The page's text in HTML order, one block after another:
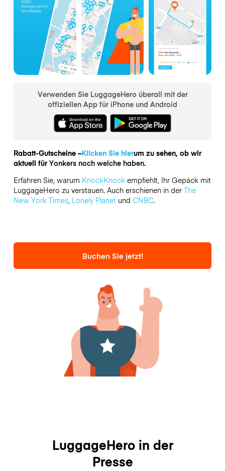
Verwenden Sie LuggageHero überall mit der
offiziellen App für iPhone und Android
Rabatt-Gutscheine –Klicken Sie hierum zu sehen, ob wir
aktuell für Yonkers noch welche haben.
Erfahren Sie, warum KnockKnockempfiehlt, Ihr Gepäck mit
LuggageHero zu verstauen. Auch erschienen in der The
New York Times, Lonely Planetund CNBC.
Buchen Sie jetzt!
LuggageHero in der
Presse